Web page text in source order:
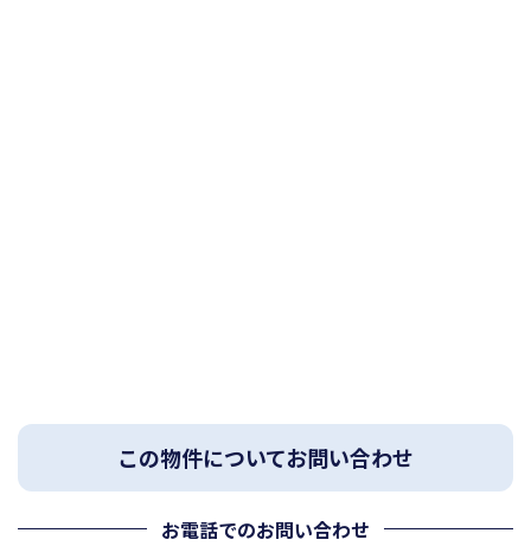
この物件についてお問い合わせ
お電話でのお問い合わせ